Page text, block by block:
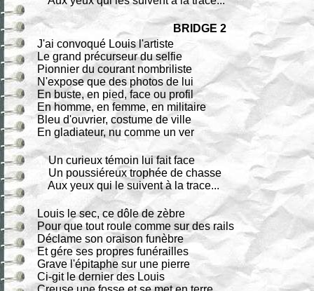
BRIDGE 2
J'ai convoqué Louis l'artiste
Le grand précurseur du selfie
Pionnier du courant nombriliste
N'expose que des photos de lui
En buste, en pied, face ou profil
En homme, en femme, en militaire
Bleu d'ouvrier, costume de ville
En gladiateur, nu comme un ver
Un curieux témoin lui fait face
Un poussiéreux trophée de chasse
Aux yeux qui le suivent à la trace...
Louis le sec, ce dôle de zèbre
Pour que tout roule comme sur des rails
Déclame son oraison funèbre
Et gére ses propres funérailles
Grave l'épitaphe sur une pierre
Ci-git le dernier des Louis